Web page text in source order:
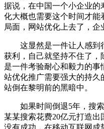
据说，在中国一个小企业的
化大概也需要这个时间才能
局面，网站优化上去了，企
这显然是一件让人感到
获利，自己就坚持不住了，
是一件考验耐心和毅力的事
站优化推广需要强大的持久
站倒在黎明前的黑暗中。
如果时间倒退5年，搜索
某某搜索花费20亿元打造
没有成功，在移动互联网